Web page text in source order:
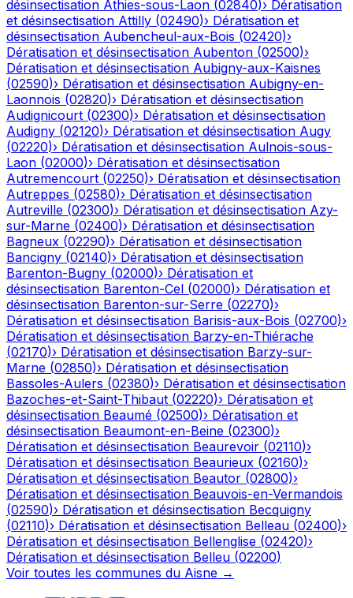
désinsectisation Athies-sous-Laon (02840)› Dératisation
et désinsectisation Attilly (02490)› Dératisation et
désinsectisation Aubencheul-aux-Bois (02420)›
Dératisation et désinsectisation Aubenton (02500)›
Dératisation et désinsectisation Aubigny-aux-Kaisnes
(02590)› Dératisation et désinsectisation Aubigny-en-
Laonnois (02820)› Dératisation et désinsectisation
Audignicourt (02300)› Dératisation et désinsectisation
Audigny (02120)› Dératisation et désinsectisation Augy
(02220)› Dératisation et désinsectisation Aulnois-sous-
Laon (02000)› Dératisation et désinsectisation
Autremencourt (02250)› Dératisation et désinsectisation
Autreppes (02580)› Dératisation et désinsectisation
Autreville (02300)› Dératisation et désinsectisation Azy-
sur-Marne (02400)› Dératisation et désinsectisation
Bagneux (02290)› Dératisation et désinsectisation
Bancigny (02140)› Dératisation et désinsectisation
Barenton-Bugny (02000)› Dératisation et
désinsectisation Barenton-Cel (02000)› Dératisation et
désinsectisation Barenton-sur-Serre (02270)›
Dératisation et désinsectisation Barisis-aux-Bois (02700)›
Dératisation et désinsectisation Barzy-en-Thiérache
(02170)› Dératisation et désinsectisation Barzy-sur-
Marne (02850)› Dératisation et désinsectisation
Bassoles-Aulers (02380)› Dératisation et désinsectisation
Bazoches-et-Saint-Thibaut (02220)› Dératisation et
désinsectisation Beaumé (02500)› Dératisation et
désinsectisation Beaumont-en-Beine (02300)›
Dératisation et désinsectisation Beaurevoir (02110)›
Dératisation et désinsectisation Beaurieux (02160)›
Dératisation et désinsectisation Beautor (02800)›
Dératisation et désinsectisation Beauvois-en-Vermandois
(02590)› Dératisation et désinsectisation Becquigny
(02110)› Dératisation et désinsectisation Belleau (02400)›
Dératisation et désinsectisation Bellenglise (02420)›
Dératisation et désinsectisation Belleu (02200)
Voir toutes les communes du Aisne →